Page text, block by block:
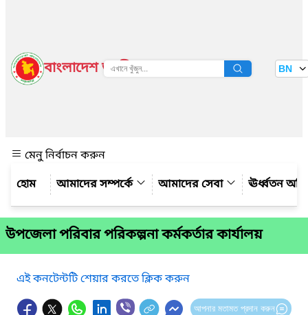
বাংলাদেশ জাতীয় তথ্য বাতায়ন BN
মেনু নির্বাচন করুন
আমাদের সম্পর্কে
আমাদের সেবা ঊর্ধ্বতন
উপজেলা পরিবার পরিকল্পনা কর্মকর্তার কার্যালয়
এই কনটেন্টটি শেয়ার করতে ক্লিক করুন
আপনার মতামত প্রদান করুন